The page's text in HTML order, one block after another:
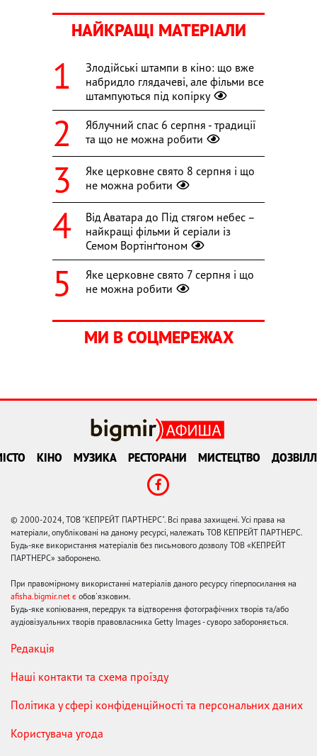
НАЙКРАЩІ МАТЕРІАЛИ
Злодійські штампи в кіно: що вже
набридло глядачеві, але фільми все
штампуються під копірку
Яблучний спас 6 серпня - традиції
та що не можна робити
Яке церковне свято 8 серпня і що
не можна робити
Від Аватара до Під стягом небес –
найкращі фільми й серіали із
Семом Вортінґтоном
Яке церковне свято 7 серпня і що
не можна робити
МИ В СОЦМЕРЕЖАХ
КІНО МУЗИКА РЕСТОРАНИ МИСТЕЦТВО
© 2000-2024, ТОВ "КЕПРЕЙТ ПАРТНЕРС". Всі права захищені. Усі права на
матеріали, опубліковані на даному ресурсі, належать ТОВ КЕПРЕЙТ ПАРТНЕРС.
Будь-яке використання матеріалів без письмового дозволу ТОВ «КЕПРЕЙТ
ПАРТНЕРС» заборонено.
При правомірному використанні матеріалів даного ресурсу гіперпосилання на
afisha.bigmir.net є обов'язковим.
Будь-яке копіювання, передрук та відтворення фотографічних творів та/або
аудіовізуальних творів правовласника Getty Images - суворо забороняється.
Редакція
Наші контакти та схема проїзду
Політика у сфері конфіденційності та персональних даних
Користувача угода